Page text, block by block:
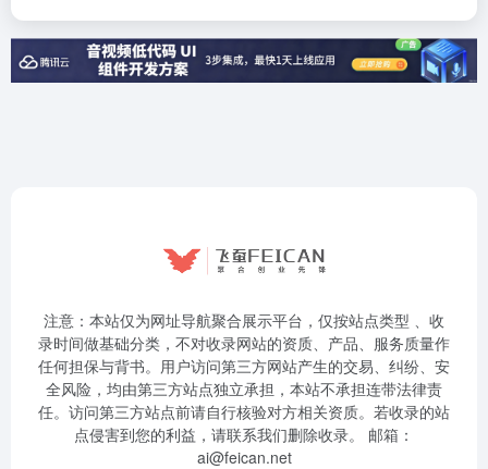
注意：本站仅为网址导航聚合展示平台，仅按站点类型 、收
录时间做基础分类，不对收录网站的资质、产品、服务质量作
任何担保与背书。用户访问第三方网站产生的交易、纠纷、安
全风险，均由第三方站点独立承担，本站不承担连带法律责
任。访问第三方站点前请自行核验对方相关资质。若收录的站
点侵害到您的利益，请联系我们删除收录。 邮箱：
ai@feican.net